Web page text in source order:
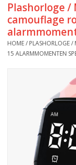
Meisjes
Nacht
Ons ondergoed
Plashorloge /
camouflage
HOME/ PLASHORLOGE /
15 ALARMMOMENTEN